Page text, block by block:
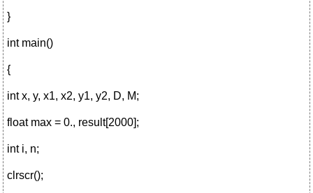
}
int main()
{
int x, y, x1, x2, y1, y2, D, M;
float max = 0., result[2000];
int i, n;
clrscr();